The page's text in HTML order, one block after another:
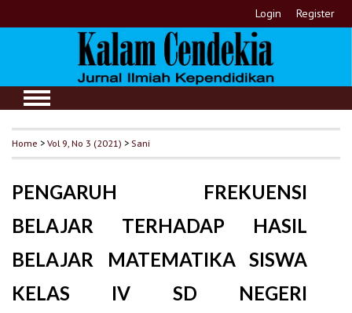
Login Register
Home >Vol 9, No 3 (2021) >Sani
PENGARUH FREKUENSI
BELAJAR TERHADAP HASIL
BELAJAR MATEMATIKA SISWA
KELAS IV SD NEGERI